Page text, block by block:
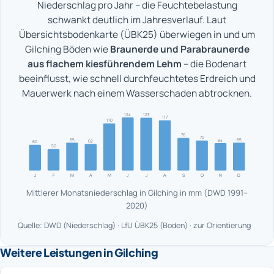
Niederschlag pro Jahr – die Feuchtebelastung
schwankt deutlich im Jahresverlauf. Laut
Übersichtsbodenkarte (ÜBK25) überwiegen in und um
Gilching Böden wieBraunerde und Parabraunerde
aus flachem kiesführendem Lehm – die Bodenart
beeinflusst, wie schnell durchfeuchtetes Erdreich und
Mauerwerk nach einem Wasserschaden abtrocknen.
J
60
F
50
M
65
A
62
M
110
J
124
J
123
A
117
S
76
O
70
N
64
D
65
Mittlerer Monatsniederschlag in Gilching in mm (DWD 1991–
2020)
Quelle: DWD (Niederschlag) · LfU ÜBK25 (Boden) · zur Orientierung
Weitere Leistungen in Gilching